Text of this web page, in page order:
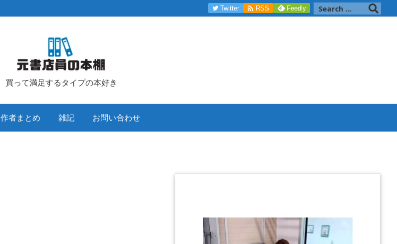
買って満足するタイプの本好き
作者まとめ 雑記 お問い合わせ
Twitter  RSS Feedly